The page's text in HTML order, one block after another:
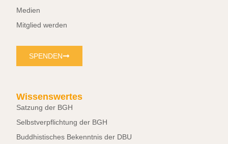
Medien
Mitglied werden
SPENDEN
Wissenswertes
Satzung der BGH
Selbstverpflichtung der BGH
Buddhistisches Bekenntnis der DBU